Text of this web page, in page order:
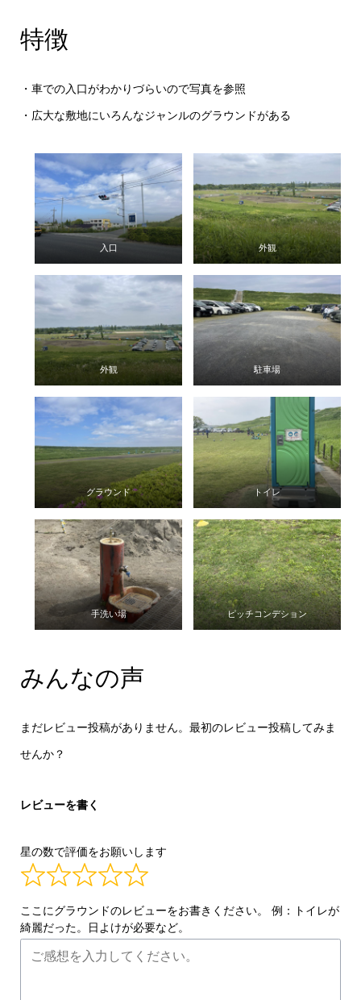
特徴
・車での入口がわかりづらいので写真を参照
・広大な敷地にいろんなジャンルのグラウンドがある
入口 外観
外観 駐車場
グラウンド トイレ
手洗い場 ピッチコンデション
みんなの声
まだレビュー投稿がありません。最初のレビュー投稿してみま
せんか？
レビューを書く
星の数で評価をお願いします
ここにグラウンドのレビューをお書きください。 例：トイレが
綺麗だった。日よけが必要など。